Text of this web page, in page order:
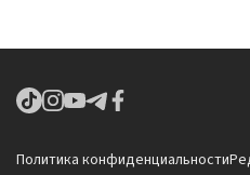
Политика конфиденциальности